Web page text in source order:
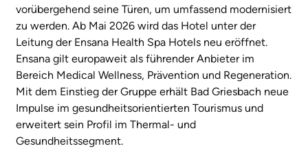
vorübergehend seine Türen, um umfassend modernisiert
zu werden. Ab Mai 2026 wird das Hotel unter der
Leitung der Ensana Health Spa Hotels neu eröffnet.
Ensana gilt europaweit als führender Anbieter im
Bereich Medical Wellness, Prävention und Regeneration.
Mit dem Einstieg der Gruppe erhält Bad Griesbach neue
Impulse im gesundheitsorientierten Tourismus und
erweitert sein Profil im Thermal- und
Gesundheitssegment.